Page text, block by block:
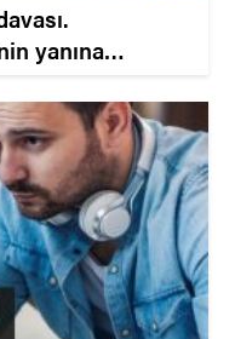
yanına